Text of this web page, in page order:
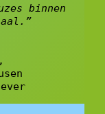
binnen